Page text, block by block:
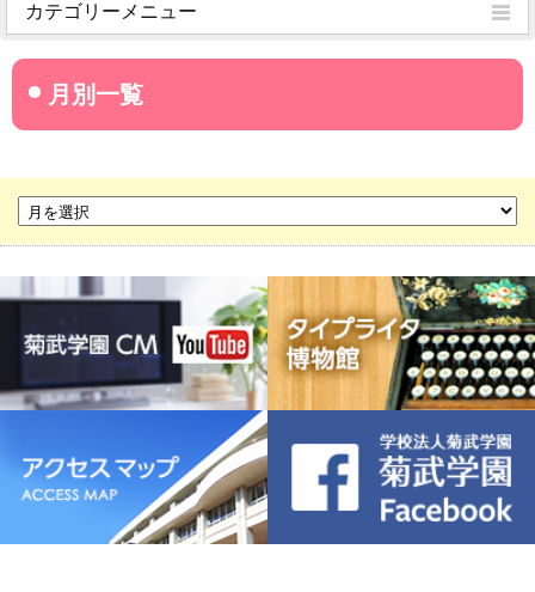
カテゴリーメニュー
菊武学園からのお知らせ
名古屋産業大学
菊華高等学校
菊武ビジネス専門学校
名古屋ウェディング＆フラワー・ビューティ学院
菊武幼稚園
稲葉保育園